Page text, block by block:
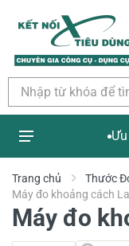
Trang chủ Thước
Máy đo khoảng cách
Máy đo